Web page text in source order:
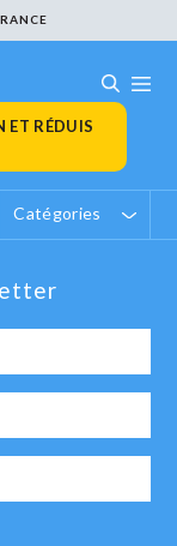
ET RÉDUIS
Catégories